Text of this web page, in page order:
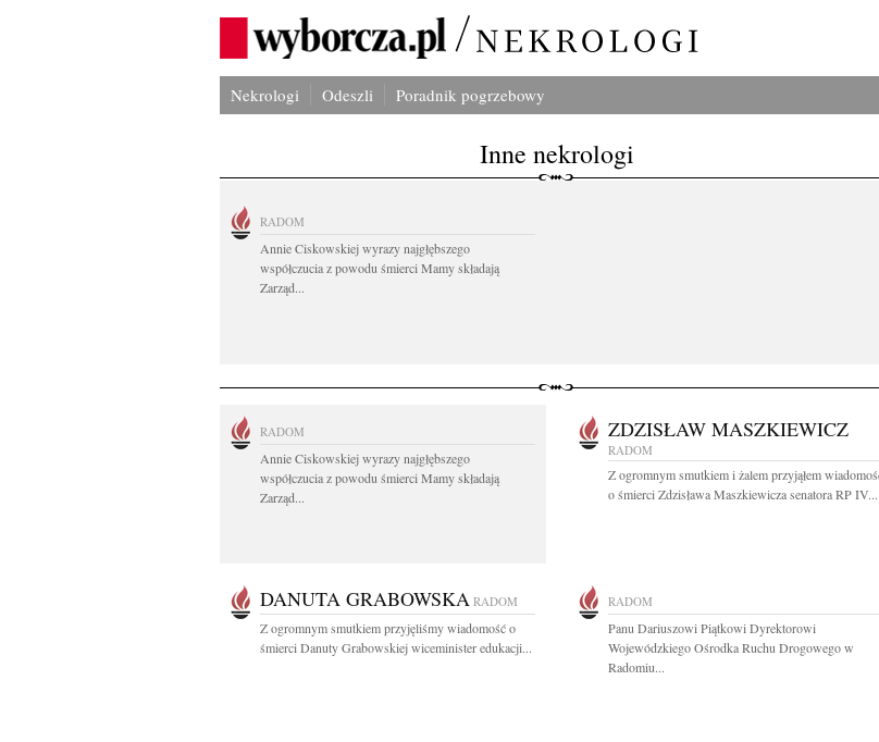
Nekrologi Odeszli Poradnik pogrzebowy
Inne nekrologi
RADOM
Annie Ciskowskiej wyrazy najgłębszego
współczucia z powodu śmierci Mamy składają
Zarząd...
RADOM
Annie Ciskowskiej wyrazy najgłębszego
współczucia z powodu śmierci Mamy składają
Zarząd...
ZDZISŁAW MASZKIEWICZ
RADOM
Z ogromnym smutkiem i żalem przyjąłem
o śmierci Zdzisława Maszkiewicza senatora RP IV...
DANUTA GRABOWSKA RADOM
Z ogromnym smutkiem przyjęliśmy wiadomość o
śmierci Danuty Grabowskiej wiceminister edukacji...
RADOM
Panu Dariuszowi Piątkowi Dyrektorowi
Wojewódzkiego Ośrodka Ruchu Drogowego w
Radomiu...